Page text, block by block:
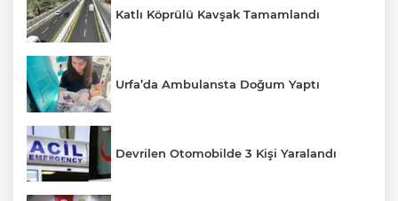
Katlı Köprülü Kavşak Tamamlandı
Urfa’da Ambulansta Doğum Yaptı
Devrilen Otomobilde 3 Kişi Yaralandı